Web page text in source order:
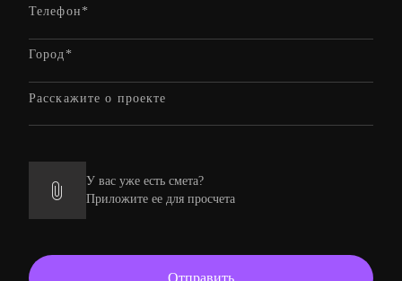
У вас уже есть смета?
Приложите ее для просчета